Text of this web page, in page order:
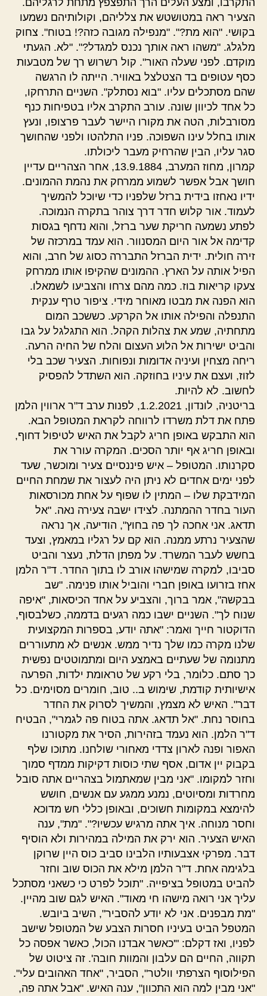
הצעיר ראה במטושטש את צלליהם, וקולותיהם נשמעו
בקושי. "הוא מת?". "מנפילה מגובה כזה?! בטוח". צחוק
מלגלג. "משהו ראה אותך נכנס למגדל?". "לא. הגעתי
מוקדם. לפני שעלה האור". קול רשרוש רך של מטבעות
כסף עטופים בד הצטלצל באוויר. הייתה לו הרגשה
שהם מסתכלים עליו. "בוא נסתלק". השניים התרחקו,
כל אחד לכיוון שונה. עורב התקרב אליו בטפיחות כנף
מסורבלות, הטה את מקורו היישר לעבר פרצופו, ונעץ
אותו בחלל עינו השפוכה. פניו התלהטו ולפני שהחושך
סגר עליו, הבין שהרחיק מעבר ליכולתו.
קמרון, מחוז המערב, 13.9.1884, אחר הצהריים עדיין
חושך אבל אפשר לשמוע ממרחק את נהמת ההמונים.
ידיו נאחזו בידית ברזל שלפניו כדי שיוכל להמשיך
לעמוד. אור קלוש חדר דרך צוהר בתקרה הנמוכה.
לפתע נשמעה חריקת שער ברזל, והוא נדחף בגסות
קדימה אל אור היום המסנוור. הוא עמד במרכזה של
זירה חולית. ידית הברזל התבררה כסוג של חרב, והוא
הפיל אותה על הארץ. ההמונים שהקיפו אותו ממרחק
צעקו קריאות בוז. כמה מהם צרחו והצביעו לשמאלו.
הוא הפנה את מבטו מאוחר מידי. ציפור טרף ענקית
התנפלה והפילה אותו אל הקרקע. כששכב המום
מתחתיה, שמע את צהלות הקהל. הוא התגלגל על גבו
והביט ישירות אל הלוע העצום והלח של החיה הרעה.
ריחה מצחין ועיניה אדומות ונפוחות. הצעיר שכב בלי
לזוז, ועצם את עיניו בחוזקה. הוא השתדל להפסיק
לחשוב. לא להיות.
בריטניה, לונדון, 1.2.2021, לפנות ערב ד"ר ארווין הלמן
פתח את דלת משרדו לרווחה לקראת המטופל הבא.
הוא התבקש באופן חריג לקבל את האיש לטיפול דחוף,
ובאופן חריג אף יותר הסכים. המקרה עורר את
סקרנותו. המטופל – איש פיננסיים צעיר ומוכשר, שעד
לפני ימים אחדים לא ניתן היה לעצור את שמחת החיים
המידבקת שלו – המתין לו שפוף על אחת מכורסאות
העור בחדר ההמתנה. לצידו ישבה צעירה נאה. "אל
תדאג. אני אחכה לך פה בחוץ", הודיעה, אך נראה
שהצעיר נרתע ממנה. הוא קם על רגליו במאמץ, וצעד
בחשש לעבר המשרד. על מפתן הדלת, נעצר והביט
סביבו, למקרה שמישהו אורב לו בתוך החדר. ד"ר הלמן
אחז בזרועו באופן חברי והוביל אותו פנימה. "שב
בבקשה", אמר ברוך, והצביע על אחד הכיסאות, "איפה
שנוח לך". השניים ישבו כמה רגעים בדממה, כשלבסוף,
הדוקטור חייך ואמר: "אתה יודע, בספרות המקצועית
שלנו מקרה כמו שלך נדיר ממש. אנשים לא מתעוררים
מתנומה של שעתיים באמצע היום ומתמוטטים נפשית
כך סתם. כלומר, בלי רקע של טראומת ילדות, הפרעה
אישיותית קודמת, שימוש ב.. טוב, חומרים מסוימים. כל
דבר". האיש לא מצמץ, והמשיך לסרוק את החדר
בחוסר נחת. "אל תדאג. אתה בטוח פה לגמרי", הבטיח
ד"ר הלמן. הוא נעמד בזהירות, הסיר את מקטורנו
האפור ופנה לארון צדדי מאחורי שולחנו. מתוכו שלף
בקבוק יין אדום, אסף שתי כוסות דקיקות ממדף סמוך
וחזר למקומו. "אני מבין שמאתמול בצהריים אתה סובל
מחרדות ומסיוטים, נמנע ממגע עם אנשים, חושש
להימצא במקומות חשוכים, ובאופן כללי חש מדוכא
וחסר מנוחה. איך אתה מרגיש עכשיו?". "מת", ענה
האיש הצעיר. הוא ירק את המילה במהירות ולא הוסיף
דבר. מפרקי אצבעותיו הלבינו סביב כוס היין שרוקן
בלגימה אחת. ד"ר הלמן מילא את הכוס שוב וחזר
להביט במטופל בציפייה. "תוכל לפרט כי כשאני מסתכל
עליך אני רואה מישהו חי מאוד". האיש לגם שוב מהיין.
"מת מבפנים. אני לא יודע להסביר", השיב ביובש.
המטפל הביט בעיניו חסרות הצבע של המטופל שישב
לפניו, ואז דקלם: "'כאשר אבדנו הכול, כאשר אפסה כל
תקווה, החיים הם עלבון והמוות חובה'. זה ציטוט של
הפילוסוף הצרפתי וולטר", הסביר, "אחד האהובים עלי".
"אני מבין למה הוא התכוון", ענה האיש. "אבל אתה פה,